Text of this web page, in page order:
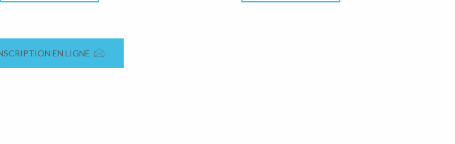
EN LIGNE